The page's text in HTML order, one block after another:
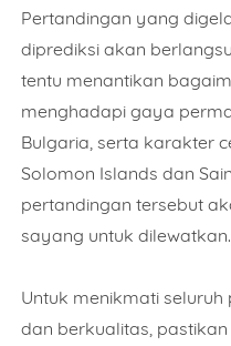
Pertandingan yang
diprediksi akan
tentu menantikan
menghadapi gaya
Bulgaria, serta karakter
Solomon Islands dan
pertandingan tersebut
sayang untuk dilewatkan.
Untuk menikmati
dan berkualitas,